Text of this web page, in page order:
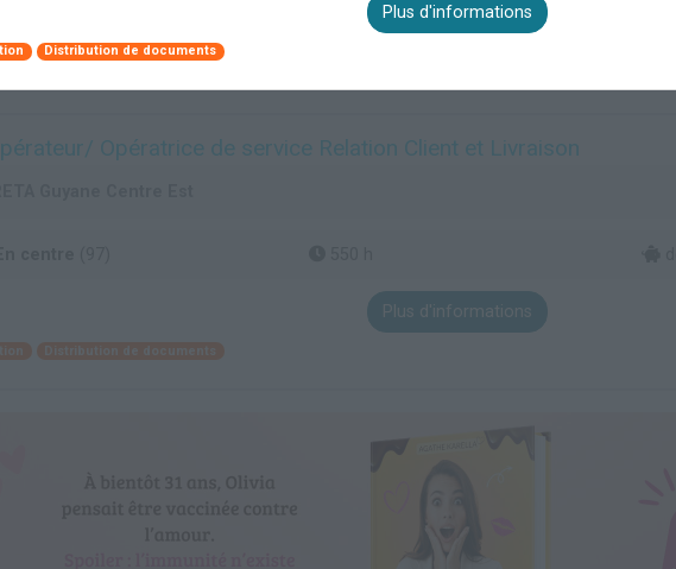
Plus d'informations
Distribution de documents
Opératrice de service Relation Client et Livraison
Plus d'informations